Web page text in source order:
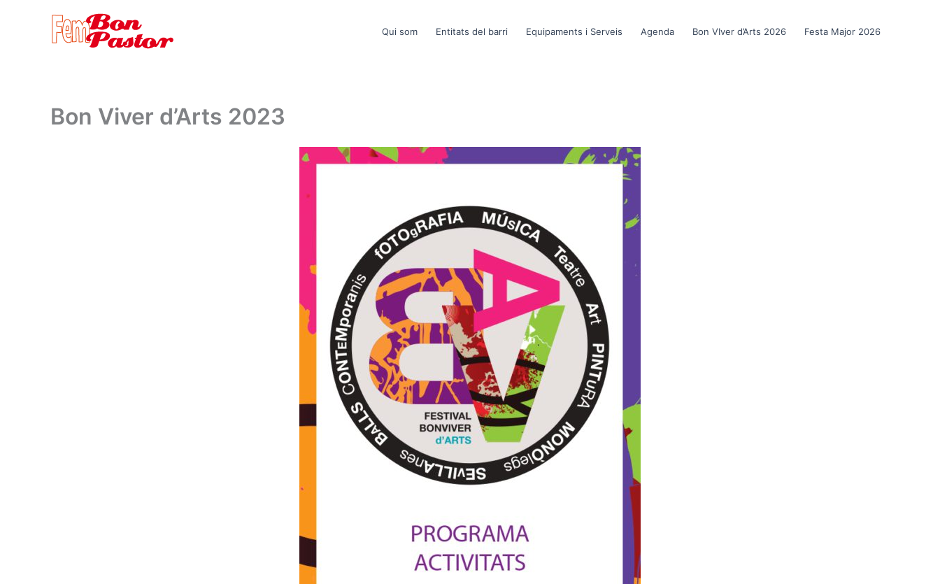
Qui som Entitats del barri Equipaments i Serveis Agenda Bon VIver d’Arts 2026 Festa Major 2026
Bon Viver d’Arts 2023